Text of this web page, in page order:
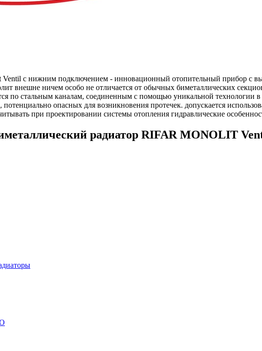
Ventil с нижним подключением - инновационный отопительный прибор с
внешне ничем особо не отличается от обычных биметаллических
по стальным каналам, соединенным с помощью уникальной
опасных для возникновения протечек. допускается
при проектировании системы отопления гидравлические
радиатор RIFAR MONOLIT